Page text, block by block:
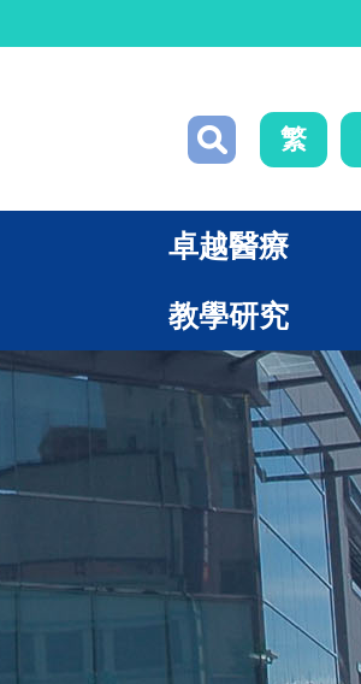
繁
卓越醫療
教學研究